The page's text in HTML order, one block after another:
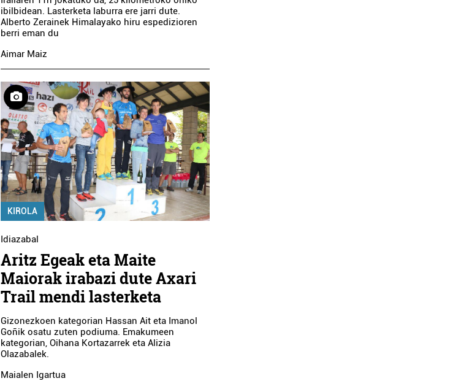
ibilbidean. Lasterketa laburra ere jarri dute.
Alberto Zerainek Himalayako hiru espedizioren
berri eman du
Aimar Maiz
KIROLA
Idiazabal
Aritz Egeak eta Maite
Maiorak irabazi dute Axari
Trail mendi lasterketa
Gizonezkoen kategorian Hassan Ait eta Imanol
Goñik osatu zuten podiuma. Emakumeen
kategorian, Oihana Kortazarrek eta Alizia
Olazabalek.
Maialen Igartua